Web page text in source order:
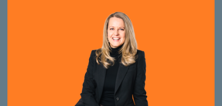
petra.lustenberger@smeyers.ch
Beratungsschwerpunkte
Bewirtschaftung Wohnen und Gewerbe
Immobilienbuchhaltung
Seit 2018 bei smeyers, davor über 20 Jahre